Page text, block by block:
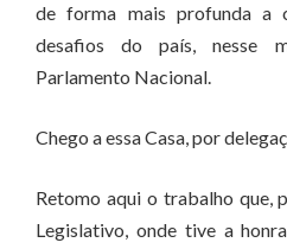
de forma mais profunda a
desafios do país, nesse
Parlamento Nacional.
Chego a essa Casa, por
Retomo aqui o trabalho que,
Legislativo, onde tive a